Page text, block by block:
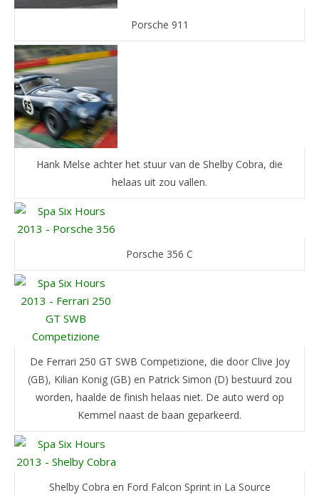
Porsche 911
Hank Melse achter het stuur van de Shelby Cobra, die
helaas uit zou vallen.
Porsche 356 C
De Ferrari 250 GT SWB Competizione, die door Clive Joy
(GB), Kilian Konig (GB) en Patrick Simon (D) bestuurd zou
worden, haalde de finish helaas niet. De auto werd op
Kemmel naast de baan geparkeerd.
Shelby Cobra en Ford Falcon Sprint in La Source